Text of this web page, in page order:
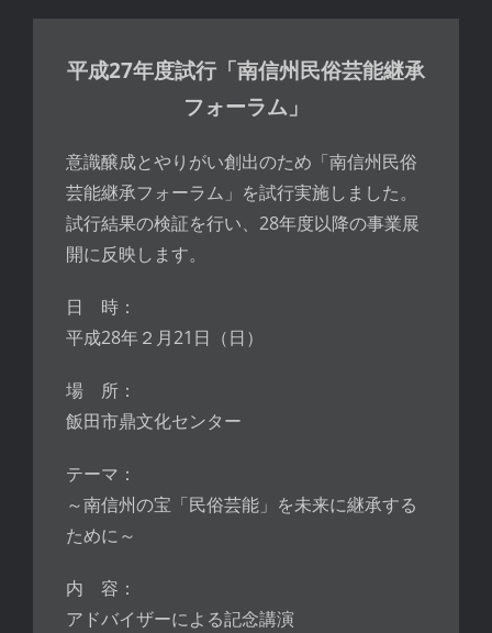
平成27年度試行「南信州民俗芸能継承
フォーラム」
意識醸成とやりがい創出のため「南信州民俗
芸能継承フォーラム」を試行実施しました。
試行結果の検証を行い、28年度以降の事業展
開に反映します。
日 時：
平成28年２月21日（日）
場 所：
飯田市鼎文化センター
テーマ：
～南信州の宝「民俗芸能」を未来に継承する
ために～
内 容：
アドバイザーによる記念講演